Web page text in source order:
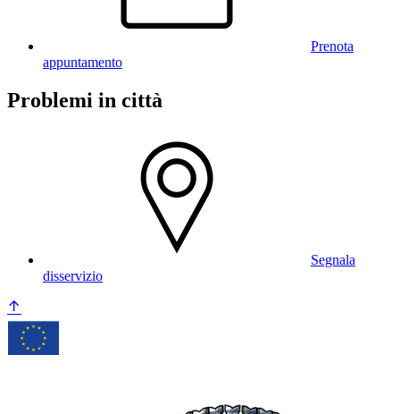
Prenota
appuntamento
Problemi in città
Segnala
disservizio